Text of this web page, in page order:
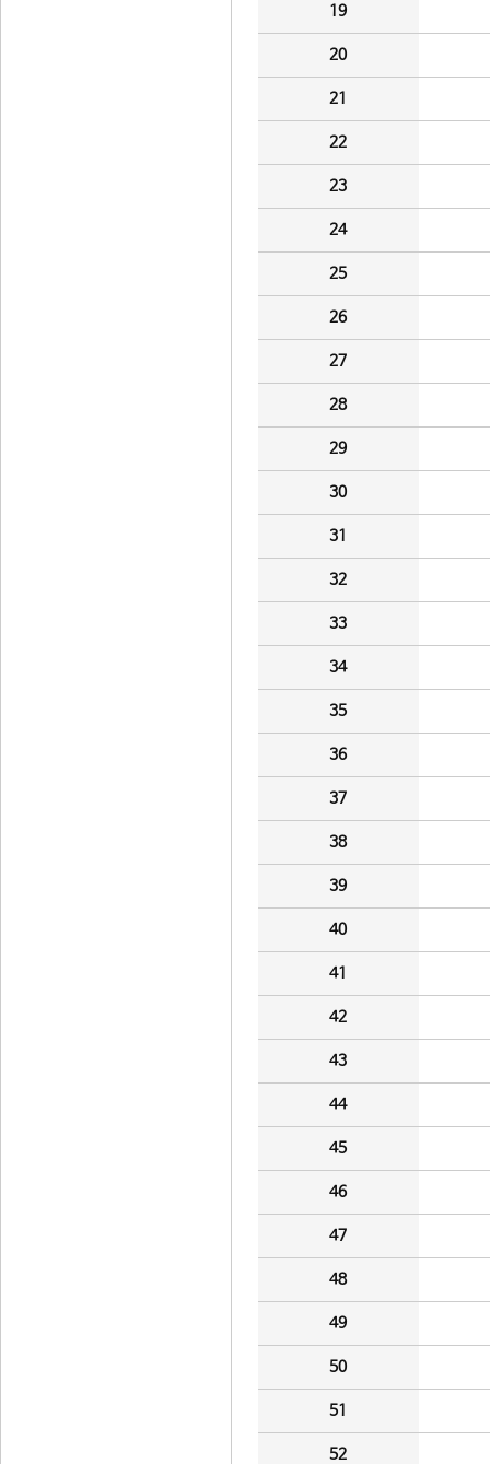
19
20
21
22
23
24
25
26
27
28
29
30
31
32
33
34
35
36
37
38
39
40
41
42
43
44
45
46
47
48
49
50
51
52